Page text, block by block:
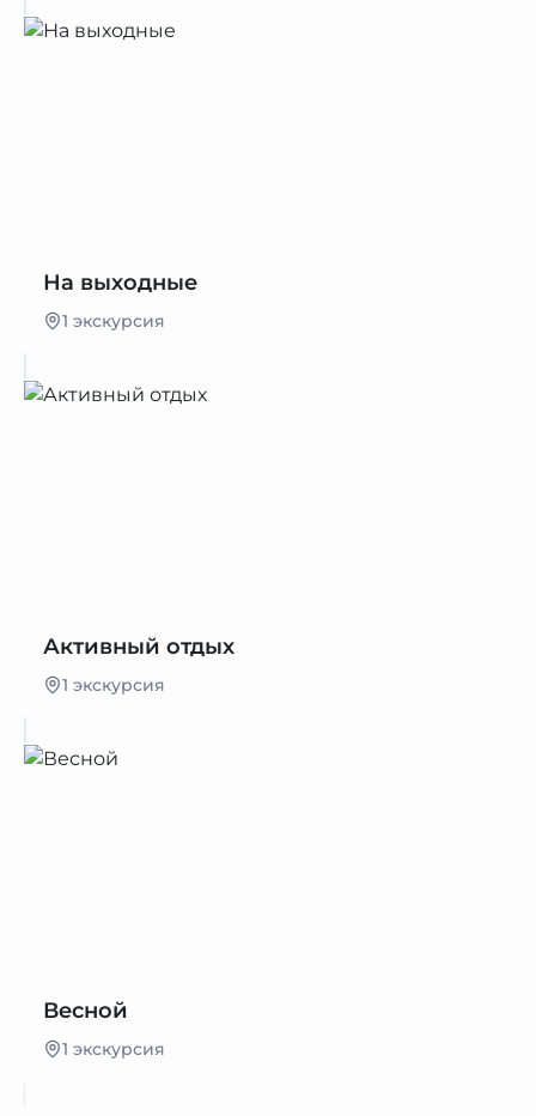
На выходные
1 экскурсия
Активный отдых
1 экскурсия
Весной
1 экскурсия